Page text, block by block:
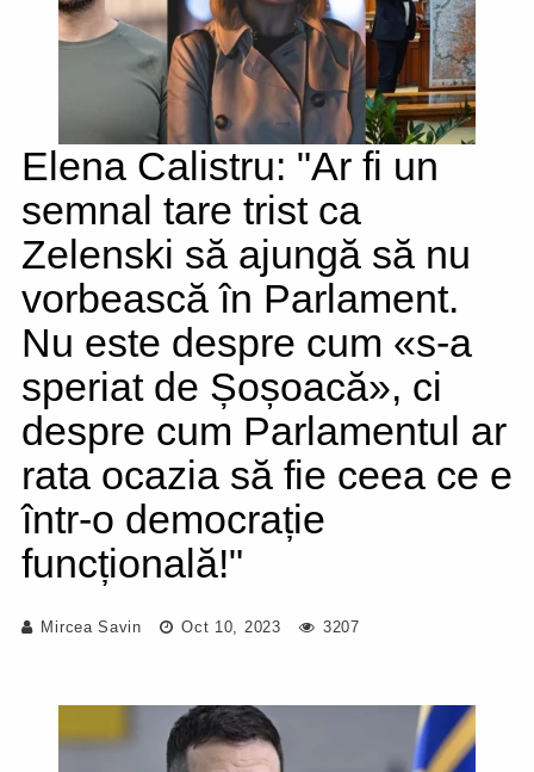
Elena Calistru: "Ar fi un
semnal tare trist ca
Zelenski să ajungă să nu
vorbească în Parlament.
Nu este despre cum «s-a
speriat de Șoșoacă», ci
despre cum Parlamentul ar
rata ocazia să fie ceea ce e
într-o democrație
funcțională!"
Mircea Savin Oct 10, 2023 3207